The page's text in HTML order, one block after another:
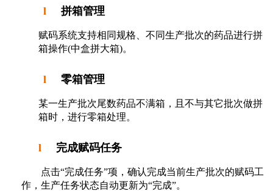
l 拼箱管理
赋码系统支持相同规格、不同生产批次的药品进行拼
箱操作(中盒拼大箱)。
l 零箱管理
某一生产批次尾数药品不满箱，且不与其它批次做拼
箱时，进行零箱处理。
l 完成赋码任务
点击“完成任务”项，确认完成当前生产批次的赋码工
作，生产任务状态自动更新为“完成”。